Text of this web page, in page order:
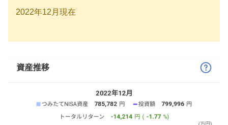
2022年12月現在